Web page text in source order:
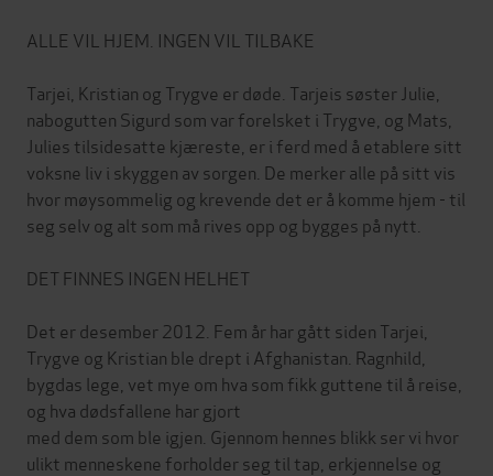
ALLE VIL HJEM. INGEN VIL TILBAKE
Tarjei, Kristian og Trygve er døde. Tarjeis søster Julie,
nabogutten Sigurd som var forelsket i Trygve, og Mats,
Julies tilsidesatte kjæreste, er i ferd med å etablere sitt
voksne liv i skyggen av sorgen. De merker alle på sitt vis
hvor møysommelig og krevende det er å komme hjem - til
seg selv og alt som må rives opp og bygges på nytt.
DET FINNES INGEN HELHET
Det er desember 2012. Fem år har gått siden Tarjei,
Trygve og Kristian ble drept i Afghanistan. Ragnhild,
bygdas lege, vet mye om hva som fikk guttene til å reise,
og hva dødsfallene har gjort
med dem som ble igjen. Gjennom hennes blikk ser vi hvor
ulikt menneskene forholder seg til tap, erkjennelse og